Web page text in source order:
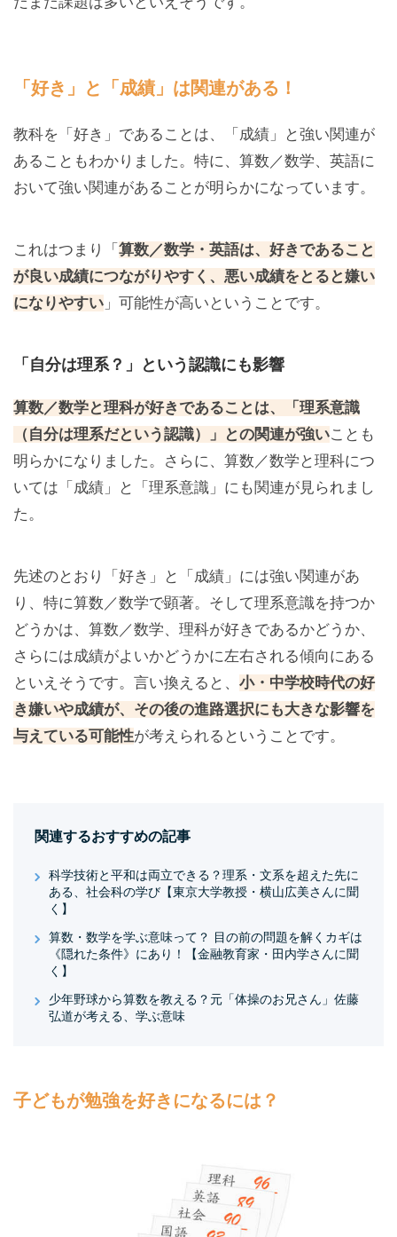
「好き」と「成績」は関連がある！
教科を「好き」であることは、「成績」と強い関連が
あることもわかりました。特に、算数／数学、英語に
おいて強い関連があることが明らかになっています。
これはつまり「 算数／数学・英語は、好きであること
が良い成績につながりやすく、悪い成績をとると嫌い
になりやすい 」可能性が高いということです。
「自分は理系？」という認識にも影響
算数／数学と理科が好きであることは、「理系意識
（自分は理系だという認識）」との関連が強いことも
明らかになりました。さらに、算数／数学と理科につ
いては「成績」と「理系意識」にも関連が見られまし
た。
先述のとおり「好き」と「成績」には強い関連があ
り、特に算数／数学で顕著。そして理系意識を持つか
どうかは、算数／数学、理科が好きであるかどうか、
さらには成績がよいかどうかに左右される傾向にある
といえそうです。言い換えると、 小・中学校時代の好
き嫌いや成績が、その後の進路選択にも大きな影響を
与えている可能性が考えられるということです。
関連するおすすめの記事
科学技術と平和は両立できる？理系・文系を超えた先に
ある、社会科の学び【東京大学教授・横山広美さんに聞
く】
算数・数学を学ぶ意味って？ 目の前の問題を解くカギは
《隠れた条件》にあり！【金融教育家・田内学さんに聞
く】
少年野球から算数を教える？元「体操のお兄さん」佐藤
弘道が考える、学ぶ意味
子どもが勉強を好きになるには？